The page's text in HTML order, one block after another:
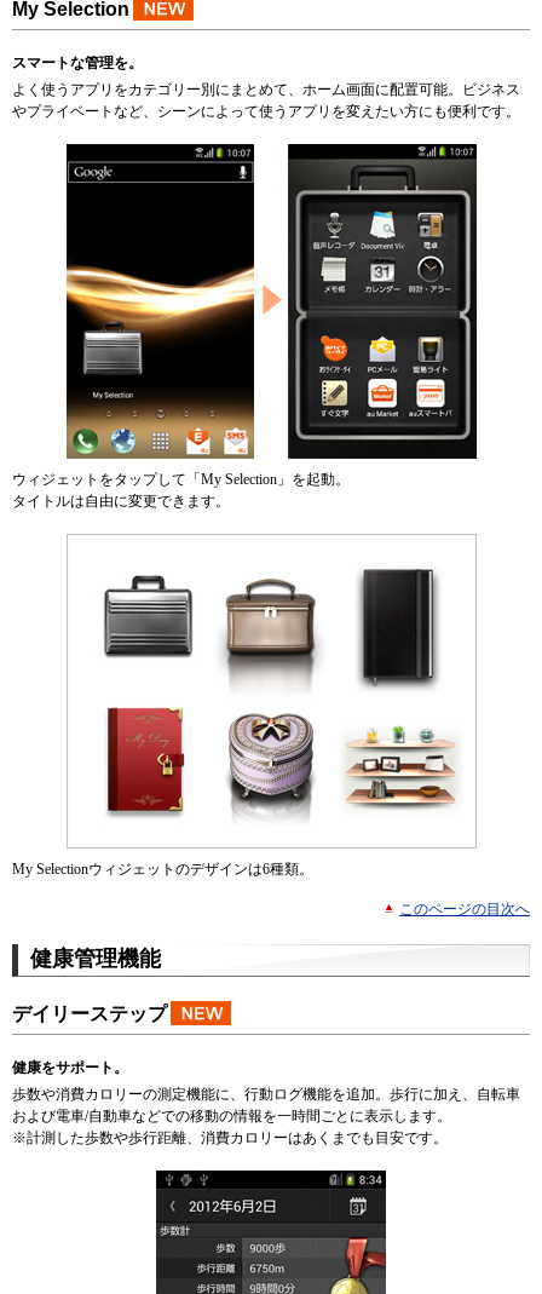
My Selection
スマートな管理を。
よく使うアプリをカテゴリー別にまとめて、ホーム画面に配置可能。ビジネス
やプライベートなど、シーンによって使うアプリを変えたい方にも便利です。
ウィジェットをタップして「My Selection」を起動。
タイトルは自由に変更できます。
My Selectionウィジェットのデザインは6種類。
このページの目次へ
健康管理機能
デイリーステップ
健康をサポート。
歩数や消費カロリーの測定機能に、行動ログ機能を追加。歩行に加え、自転車
および電車/自動車などでの移動の情報を一時間ごとに表示します。
※計測した歩数や歩行距離、消費カロリーはあくまでも目安です。